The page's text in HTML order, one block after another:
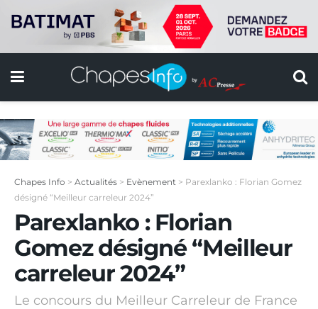
Chapes Info > Actualités > Evènement > Parexlanko : Florian Gomez
désigné “Meilleur carreleur 2024”
Parexlanko : Florian
Gomez désigné “Meilleur
carreleur 2024”
Le concours du Meilleur Carreleur de France